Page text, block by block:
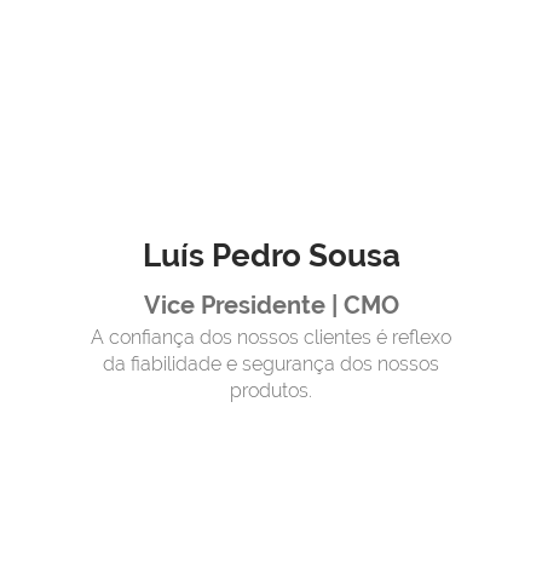
Luís Pedro Sousa
Vice Presidente | CMO
A confiança dos nossos clientes é reflexo
da fiabilidade e segurança dos nossos
produtos.